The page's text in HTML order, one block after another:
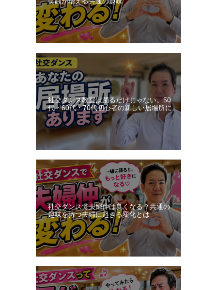
社交ダンス教室は踊るだけじゃない。50
代・60代・70代初心者の新しい居場所に
社交ダンスで夫婦仲は良くなる？共通の
趣味を持つ夫婦に起きる変化とは